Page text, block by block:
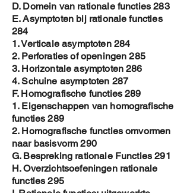
D. Domein van rationale functies 283
E. Asymptoten bij rationale functies
284
1. Verticale asymptoten 284
2. Perforaties of openingen 285
3. Horizontale asymptoten 286
4. Schuine asymptoten 287
F. Homografische functies 289
1. Eigenschappen van homografische
functies 289
2. Homografische functies omvormen
naar basisvorm 290
G. Bespreking rationale Functies 291
H. Overzichtsoefeningen rationale
functies 295